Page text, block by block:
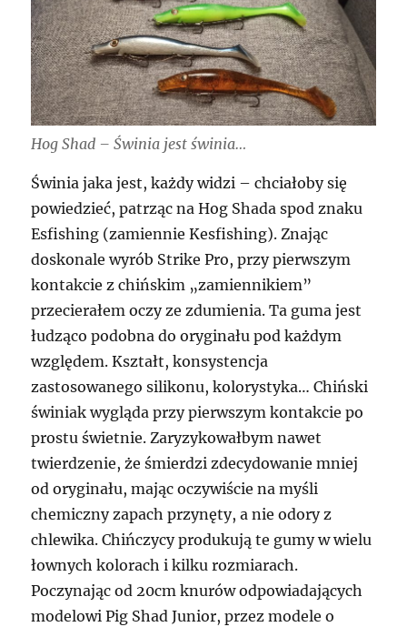
Hog Shad – Świnia jest świnia…
Świnia jaka jest, każdy widzi – chciałoby się
powiedzieć, patrząc na Hog Shada spod znaku
Esfishing (zamiennie Kesfishing). Znając
doskonale wyrób Strike Pro, przy pierwszym
kontakcie z chińskim „zamiennikiem”
przecierałem oczy ze zdumienia. Ta guma jest
łudząco podobna do oryginału pod każdym
względem. Kształt, konsystencja
zastosowanego silikonu, kolorystyka… Chiński
świniak wygląda przy pierwszym kontakcie po
prostu świetnie. Zaryzykowałbym nawet
twierdzenie, że śmierdzi zdecydowanie mniej
od oryginału, mając oczywiście na myśli
chemiczny zapach przynęty, a nie odory z
chlewika. Chińczycy produkują te gumy w wielu
łownych kolorach i kilku rozmiarach.
Poczynając od 20cm knurów odpowiadających
modelowi Pig Shad Junior, przez modele o